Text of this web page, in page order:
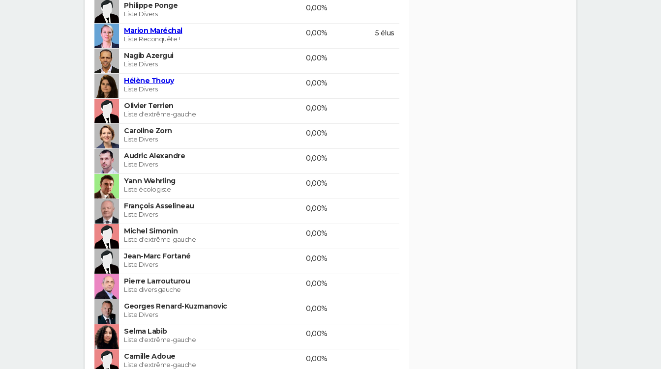
Philippe Ponge
Liste Divers
0,00%
Marion Maréchal
Liste Reconquête !
0,00% 5 élus
Nagib Azergui
Liste Divers
0,00%
Hélène Thouy
Liste Divers
0,00%
Olivier Terrien
Liste d'extrême-gauche
0,00%
Caroline Zorn
Liste Divers
0,00%
Audric Alexandre
Liste Divers
0,00%
Yann Wehrling
Liste écologiste
0,00%
François Asselineau
Liste Divers
0,00%
Michel Simonin
Liste d'extrême-gauche
0,00%
Jean-Marc Fortané
Liste Divers
0,00%
Pierre Larrouturou
Liste divers gauche
0,00%
Georges Renard-Kuzmanovic
Liste Divers
0,00%
Selma Labib
Liste d'extrême-gauche
0,00%
Camille Adoue
Liste d'extrême-gauche
0,00%